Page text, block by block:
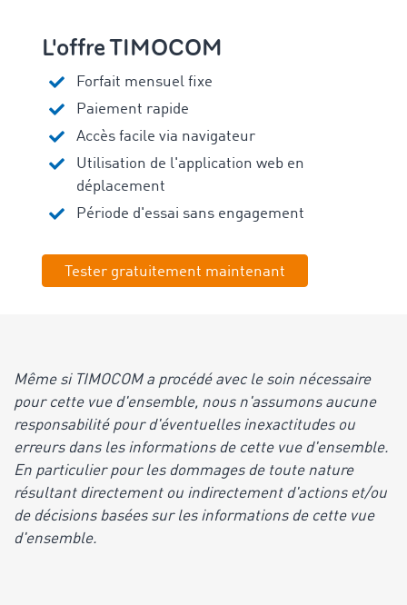
L'offre TIMOCOM
Forfait mensuel fixe
Paiement rapide
Accès facile via navigateur
Utilisation de l'application web en
déplacement
Période d'essai sans engagement
Tester gratuitement maintenant
Même si TIMOCOM a procédé avec le soin nécessaire
pour cette vue d'ensemble, nous n'assumons aucune
responsabilité pour d'éventuelles inexactitudes ou
erreurs dans les informations de cette vue d'ensemble.
En particulier pour les dommages de toute nature
résultant directement ou indirectement d'actions et/ou
de décisions basées sur les informations de cette vue
d'ensemble.